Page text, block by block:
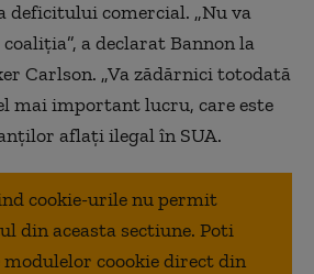
deficitului comercial. „Nu va
a declarat Bannon la
Carlson. „Va zădărnici totodată
mai important lucru, care este
aflaţi ilegal în SUA.
cookie-urile nu permit
din aceasta sectiune. Poti
coookie direct din